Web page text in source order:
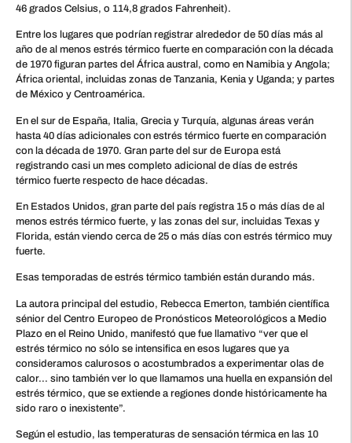
46 grados Celsius, o 114,8 grados Fahrenheit).
Entre los lugares que podrían registrar alrededor de 50 días más al
año de al menos estrés térmico fuerte en comparación con la década
de 1970 figuran partes del África austral, como en Namibia y Angola;
África oriental, incluidas zonas de Tanzania, Kenia y Uganda; y partes
de México y Centroamérica.
En el sur de España, Italia, Grecia y Turquía, algunas áreas verán
hasta 40 días adicionales con estrés térmico fuerte en comparación
con la década de 1970. Gran parte del sur de Europa está
registrando casi un mes completo adicional de días de estrés
térmico fuerte respecto de hace décadas.
En Estados Unidos, gran parte del país registra 15 o más días de al
menos estrés térmico fuerte, y las zonas del sur, incluidas Texas y
Florida, están viendo cerca de 25 o más días con estrés térmico muy
fuerte.
Esas temporadas de estrés térmico también están durando más.
La autora principal del estudio, Rebecca Emerton, también científica
sénior del Centro Europeo de Pronósticos Meteorológicos a Medio
Plazo en el Reino Unido, manifestó que fue llamativo “ver que el
estrés térmico no sólo se intensifica en esos lugares que ya
consideramos calurosos o acostumbrados a experimentar olas de
calor… sino también ver lo que llamamos una huella en expansión del
estrés térmico, que se extiende a regiones donde históricamente ha
sido raro o inexistente”.
Según el estudio, las temperaturas de sensación térmica en las 10